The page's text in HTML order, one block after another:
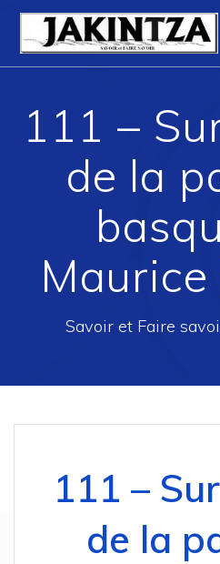
Skip
to
111 –
de la
Maurice
Savoir et Faire
111 –
de la